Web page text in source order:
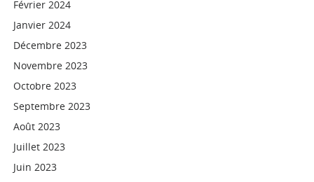
Février 2024
Janvier 2024
Décembre 2023
Novembre 2023
Octobre 2023
Septembre 2023
Août 2023
Juillet 2023
Juin 2023